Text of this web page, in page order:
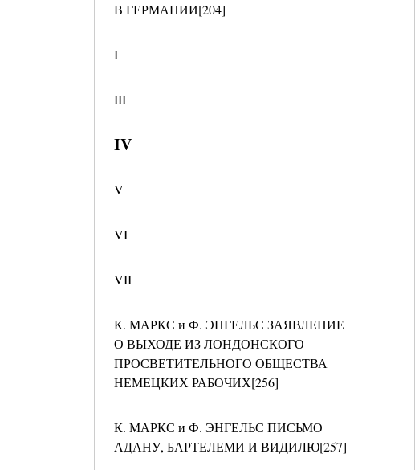
В ГЕРМАНИИ[204]
I
III
IV
V
VI
VII
К. МАРКС и Ф. ЭНГЕЛЬС ЗАЯВЛЕНИЕ
О ВЫХОДЕ ИЗ ЛОНДОНСКОГО
ПРОСВЕТИТЕЛЬНОГО ОБЩЕСТВА
НЕМЕЦКИХ РАБОЧИХ[256]
К. МАРКС и Ф. ЭНГЕЛЬС ПИСЬМО
АДАНУ, БАРТЕЛЕМИ И ВИДИЛЮ[257]